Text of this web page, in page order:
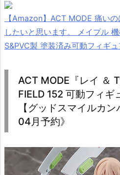
【Amazon】ACT MODE 痛い
したいと思います。 メイプル
S&PVC製 塗装済み可動フィギュ
ACT MODE『レイ ＆
FIELD 152 可動フィギ
【グッドスマイルカ
04月予約》